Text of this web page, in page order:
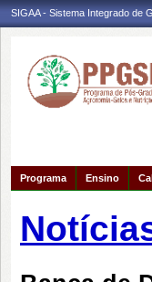
SIGAA - Sistema Integrado de
Programa Ensino